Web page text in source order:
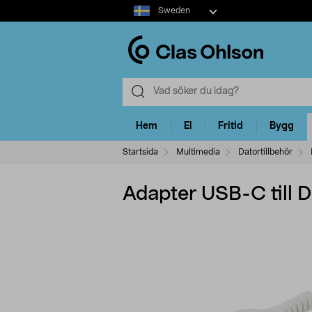
Select
market
Sweden
Hem El Fritid Bygg
Startsida Multimedia Datortillbehör
Adapter USB-C till